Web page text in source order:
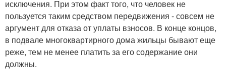
исключения. При этом факт того, что человек не
пользуется таким средством передвижения - совсем не
аргумент для отказа от уплаты взносов. В конце концов,
в подвале многоквартирного дома жильцы бывают еще
реже, тем не менее платить за его содержание они
должны.